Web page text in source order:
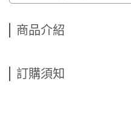
商品介紹
訂購須知